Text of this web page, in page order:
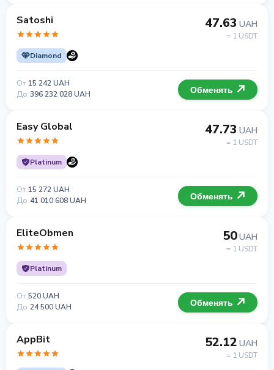
Satoshi
Diamond
47.63 UAH
= 1 USDT
От 15 242 UAH
До 396 232 028 UAH Обменять
Easy Global
Platinum
47.73 UAH
= 1 USDT
От 15 272 UAH
До 41 010 608 UAH Обменять
EliteObmen
Platinum
50UAH
= 1 USDT
От 520 UAH
До 24 500 UAH Обменять
AppBit 52.12 UAH
= 1 USDT